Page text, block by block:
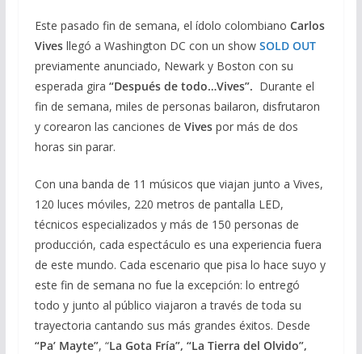
Este pasado fin de semana, el ídolo colombiano Carlos
Vives llegó a Washington DC con un show SOLD OUT
previamente anunciado, Newark y Boston con su
esperada gira “Después de todo…Vives”. Durante el
fin de semana, miles de personas bailaron, disfrutaron
y corearon las canciones de Vivespor más de dos
horas sin parar.
Con una banda de 11 músicos que viajan junto a Vives,
120 luces móviles, 220 metros de pantalla LED,
técnicos especializados y más de 150 personas de
producción, cada espectáculo es una experiencia fuera
de este mundo. Cada escenario que pisa lo hace suyo y
este fin de semana no fue la excepción: lo entregó
todo y junto al público viajaron a través de toda su
trayectoria cantando sus más grandes éxitos. Desde
“Pa’ Mayte”, “La Gota Fría”, “La Tierra del Olvido”,